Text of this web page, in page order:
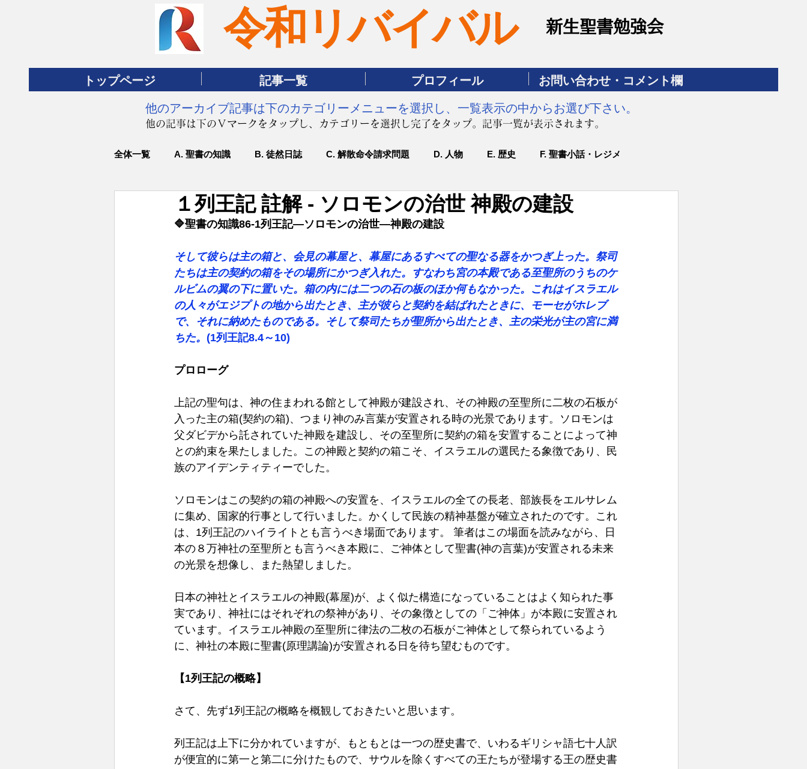
令和リバイバル ​新生聖書勉強会
トップページ 記事一覧 プロフィール お問い合わせ・コメント欄
​他のアーカイブ記事は下のカテゴリーメニューを選択し、一覧表示の中からお選び下さい。
​他の記事は下のＶマークをタップし、カテゴリーを選択し完了をタップ。記事一覧が表示されます。
全体一覧 A. 聖書の知識 B. 徒然日誌 C. 解散命令請求問題 D. 人物 E. 歴史 F. 聖書小話・レジメ
１列王記 註解 - ソロモンの治世 神殿の建設
🔷聖書の知識86-1列王記―ソロモンの治世―神殿の建設
そして彼らは主の箱と、会見の幕屋と、幕屋にあるすべての聖なる器をかつぎ上った。祭司
たちは主の契約の箱をその場所にかつぎ入れた。すなわち宮の本殿である至聖所のうちのケ
ルビムの翼の下に置いた。箱の内には二つの石の板のほか何もなかった。これはイスラエル
の人々がエジプトの地から出たとき、主が彼らと契約を結ばれたときに、モーセがホレブ
で、それに納めたものである。そして祭司たちが聖所から出たとき、主の栄光が主の宮に満
ちた。 (1列王記8.4～10)
プロローグ
上記の聖句は、神の住まわれる館として神殿が建設され、その神殿の至聖所に二枚の石板が
入った主の箱(契約の箱)、つまり神のみ言葉が安置される時の光景であります。ソロモンは
父ダビデから託されていた神殿を建設し、その至聖所に契約の箱を安置することによって神
との約束を果たしました。この神殿と契約の箱こそ、イスラエルの選民たる象徴であり、民
族のアイデンティティーでした。
ソロモンはこの契約の箱の神殿への安置を、イスラエルの全ての長老、部族長をエルサレム
に集め、国家的行事として行いました。かくして民族の精神基盤が確立されたのです。これ
は、1列王記のハイライトとも言うべき場面であります。 筆者はこの場面を読みながら、日
本の８万神社の至聖所とも言うべき本殿に、ご神体として聖書(神の言葉)が安置される未来
の光景を想像し、また熱望しました。
日本の神社とイスラエルの神殿(幕屋)が、よく似た構造になっていることはよく知られた事
実であり、神社にはそれぞれの祭神があり、その象徴としての「ご神体」が本殿に安置され
ています。イスラエル神殿の至聖所に律法の二枚の石板がご神体として祭られているよう
に、神社の本殿に聖書(原理講論)が安置される日を待ち望むものです。
【1列王記の概略】
さて、先ず1列王記の概略を概観しておきたいと思います。
列王記は上下に分かれていますが、もともとは一つの歴史書で、いわるギリシャ語七十人訳
が便宜的に第一と第二に分けたもので、サウルを除くすべての王たちが登場する王の歴史書